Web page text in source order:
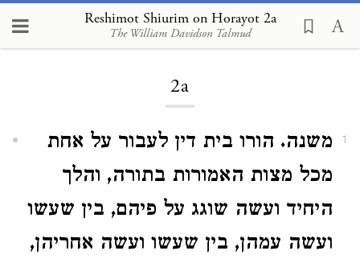
Reshimot Shiurim on Horayot 2a
The William Davidson Talmud
Reshimot Shiurim on Horayot
2a
1
משנה. הורו בית דין לעבור על אחת
מכל מצות האמורות בתורה, והלך
היחיד ועשה שוגג על פיהם, בין שעשו
ועשה עמהן, בין שעשו ועשה אחריהן,